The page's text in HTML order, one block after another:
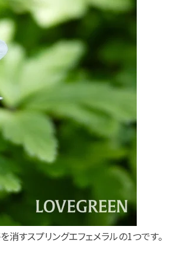
すスプリングエフェメラルの1つです。